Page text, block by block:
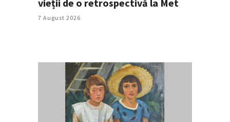
vieții de o retrospectivă la Met
7 August 2026